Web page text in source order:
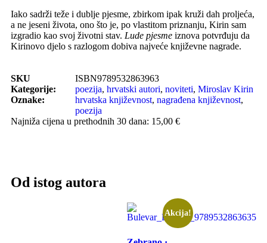
Iako sadrži teže i dublje pjesme, zbirkom ipak kruži dah proljeća,
a ne jeseni života, ono što je, po vlastitom priznanju, Kirin sam
izgradio kao svoj životni stav. Lude pjesme iznova potvrđuju da
Kirinovo djelo s razlogom dobiva najveće književne nagrade.
SKU
ISBN9789532863963
Kategorije:
poezija, hrvatski autori, noviteti, Miroslav Kirin
Oznake:
hrvatska književnost, nagrađena književnost,
poezija
Najniža cijena u prethodnih 30 dana: 15,00 €
Od istog autora
Akcija!